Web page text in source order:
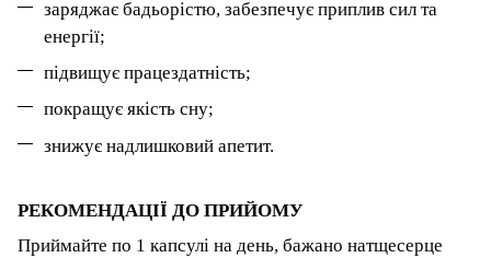
заряджає бадьорістю, забезпечує приплив сил та
енергії;
підвищує працездатність;
покращує якість сну;
знижує надлишковий апетит.
РЕКОМЕНДАЦІЇ ДО ПРИЙОМУ
Приймайте по 1 капсулі на день, бажано натщесерце